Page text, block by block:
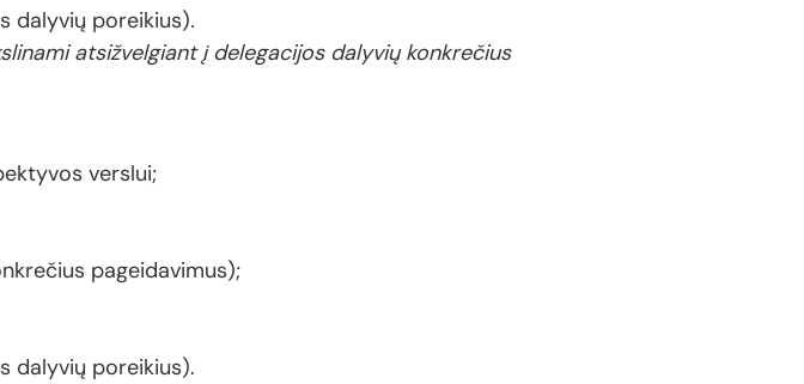
dalyvių poreikius).
atsižvelgiant į delegacijos dalyvių konkrečius
verslui;
pageidavimus);
dalyvių poreikius).